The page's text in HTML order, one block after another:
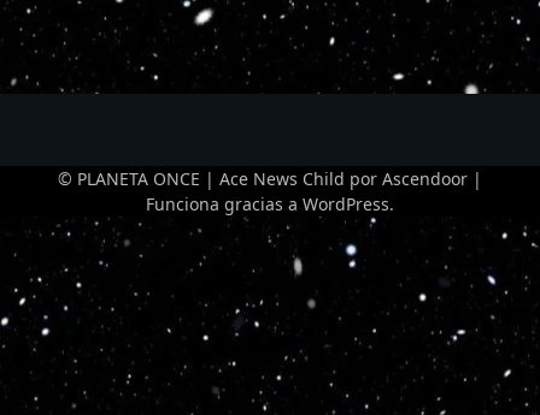
© PLANETA ONCE | Ace News Child por Ascendoor |
Funciona gracias a WordPress.